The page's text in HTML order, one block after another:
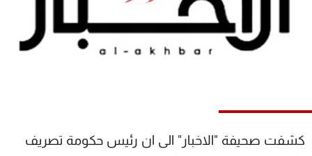
كشفت صحيفة "الاخبار" الى ان رئيس حكومة تصريف
الترددات